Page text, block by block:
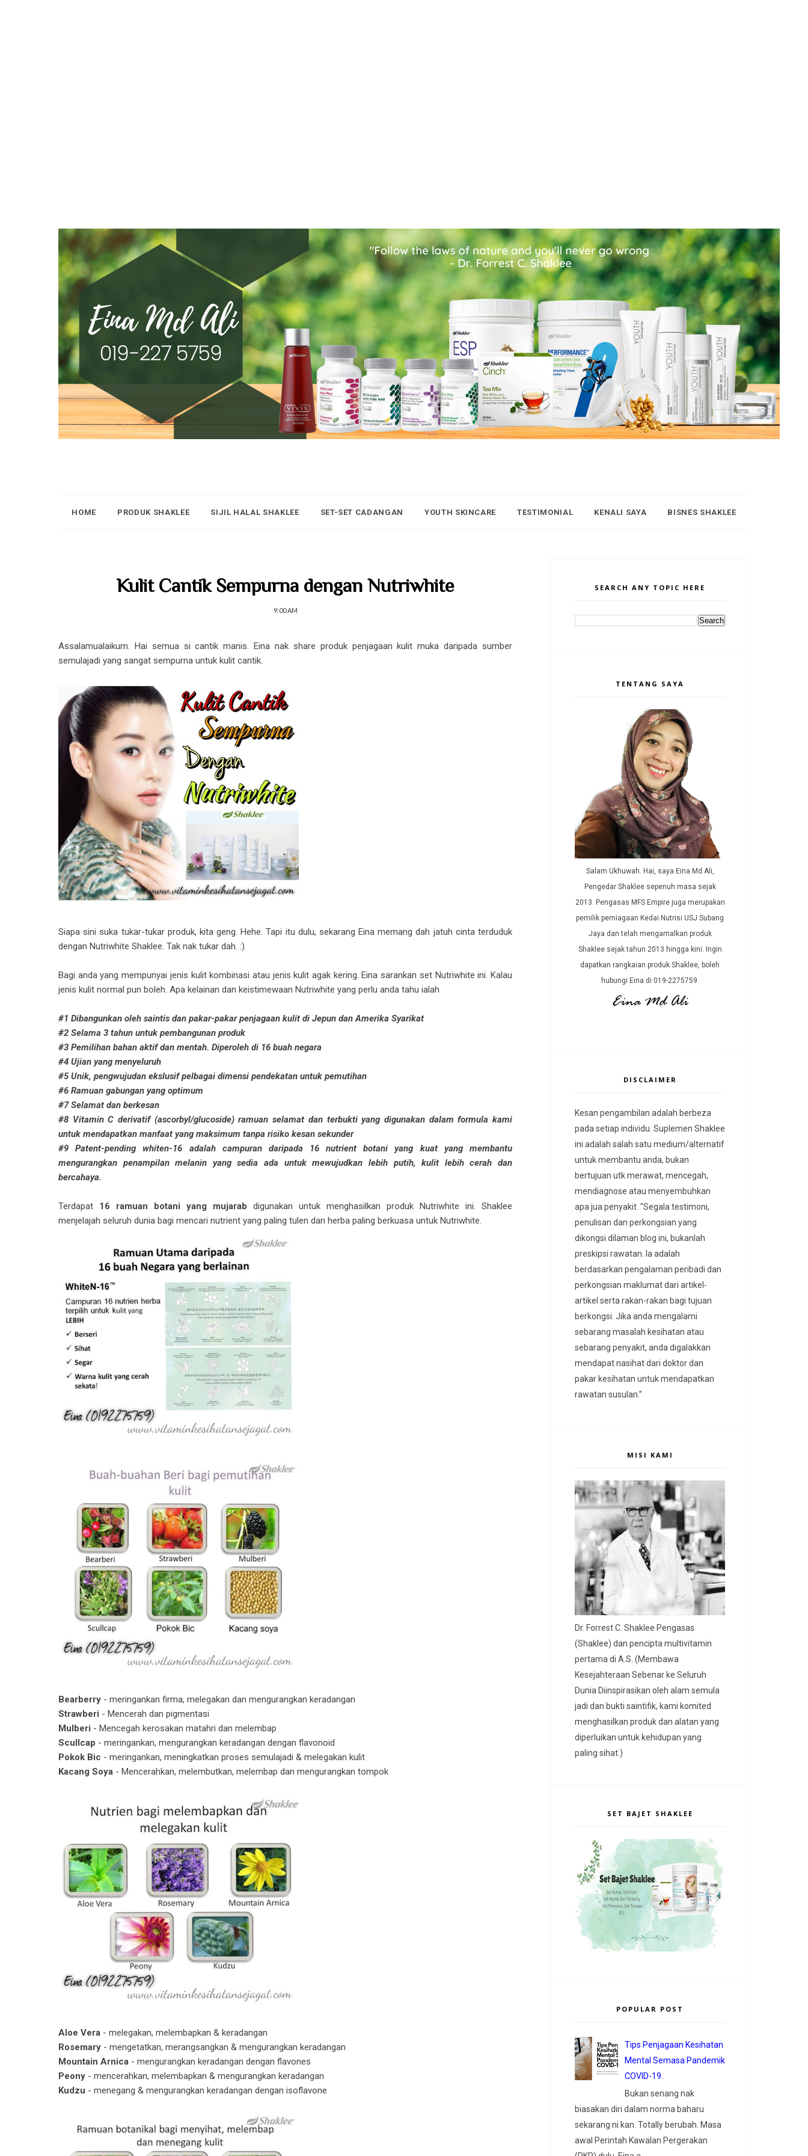
HOME PRODUK SHAKLEE SIJIL HALAL SHAKLEE SET-SET CADANGAN YOUTH SKINCARE TESTIMONIAL KENALI SAYA BISNES SHAKLEE
Kulit Cantik Sempurna dengan Nutriwhite
9:00 AM
Assalamualaikum. Hai semua si cantik manis. Eina nak share produk penjagaan kulit muka daripada sumber
semulajadi yang sangat sempurna untuk kulit cantik.
Siapa sini suka tukar-tukar produk, kita geng. Hehe. Tapi itu dulu, sekarang Eina memang dah jatuh cinta terduduk
dengan Nutriwhite Shaklee. Tak nak tukar dah. :)
Bagi anda yang mempunyai jenis kulit kombinasi atau jenis kulit agak kering. Eina sarankan set Nutriwhite ini. Kalau
jenis kulit normal pun boleh. Apa kelainan dan keistimewaan Nutriwhite yang perlu anda tahu ialah
#1 Dibangunkan oleh saintis dan pakar-pakar penjagaan kulit di Jepun dan Amerika Syarikat
#2 Selama 3 tahun untuk pembangunan produk
#3 Pemilihan bahan aktif dan mentah. Diperoleh di 16 buah negara
#4 Ujian yang menyeluruh
#5 Unik, pengwujudan ekslusif pelbagai dimensi pendekatan untuk pemutihan
#6 Ramuan gabungan yang optimum
#7 Selamat dan berkesan
#8 Vitamin C derivatif (ascorbyl/glucoside) ramuan selamat dan terbukti yang digunakan dalam formula kami
untuk mendapatkan manfaat yang maksimum tanpa risiko kesan sekunder
#9 Patent-pending whiten-16 adalah campuran daripada 16 nutrient botani yang kuat yang membantu
mengurangkan penampilan melanin yang sedia ada untuk mewujudkan lebih putih, kulit lebih cerah dan
bercahaya.
Terdapat 16 ramuan botani yang mujarab digunakan untuk menghasilkan produk Nutriwhite ini. Shaklee
menjelajah seluruh dunia bagi mencari nutrient yang paling tulen dan herba paling berkuasa untuk Nutriwhite.
Bearberry - meringankan firma, melegakan dan mengurangkan keradangan
Strawberi - Mencerah dan pigmentasi
Mulberi - Mencegah kerosakan matahri dan melembap
Scullcap - meringankan, mengurangkan keradangan dengan flavonoid
Pokok Bic - meringankan, meningkatkan proses semulajadi & melegakan kulit
Kacang Soya - Mencerahkan, melembutkan, melembap dan mengurangkan tompok
Aloe Vera - melegakan, melembapkan & keradangan
Rosemary - mengetatkan, merangsangkan & mengurangkan keradangan
Mountain Arnica - mengurangkan keradangan dengan flavones
Peony - mencerahkan, melembapkan & mengurangkan keradangan
Kudzu - menegang & mengurangkan keradangan dengan isoflavone
SEARCH ANY TOPIC HERE
TENTANG SAYA
Salam Ukhuwah. Hai, saya Eina Md Ali,
Pengedar Shaklee sepenuh masa sejak
2013. Pengasas MFS Empire juga merupakan
pemilik perniagaan Kedai Nutrisi USJ Subang
Jaya dan telah mengamalkan produk
Shaklee sejak tahun 2013 hingga kini. Ingin
dapatkan rangkaian produk Shaklee, boleh
hubungi Eina di 019-2275759.
DISCLAIMER
Kesan pengambilan adalah berbeza
pada setiap individu. Suplemen Shaklee
ini adalah salah satu medium/alternatif
untuk membantu anda, bukan
bertujuan utk merawat, mencegah,
mendiagnose atau menyembuhkan
apa jua penyakit. "Segala testimoni,
penulisan dan perkongsian yang
dikongsi dilaman blog ini, bukanlah
preskipsi rawatan. Ia adalah
berdasarkan pengalaman peribadi dan
perkongsian maklumat dari artikel-
artikel serta rakan-rakan bagi tujuan
berkongsi. Jika anda mengalami
sebarang masalah kesihatan atau
sebarang penyakit, anda digalakkan
mendapat nasihat dari doktor dan
pakar kesihatan untuk mendapatkan
rawatan susulan.”
MISI KAMI
Dr. Forrest C. Shaklee Pengasas
(Shaklee) dan pencipta multivitamin
pertama di A.S. (Membawa
Kesejahteraan Sebenar ke Seluruh
Dunia Diinspirasikan oleh alam semula
jadi dan bukti saintifik, kami komited
menghasilkan produk dan alatan yang
diperluikan untuk kehidupan yang
paling sihat.)
SET BAJET SHAKLEE
POPULAR POST
Tips Penjagaan Kesihatan
Mental Semasa Pandemik
COVID-19.
Bukan senang nak
biasakan diri dalam norma baharu
sekarang ni kan. Totally berubah. Masa
awal Perintah Kawalan Pergerakan